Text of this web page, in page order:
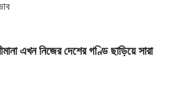
এখন নিজের দেশের গণ্ডি ছাড়িয়ে সারা